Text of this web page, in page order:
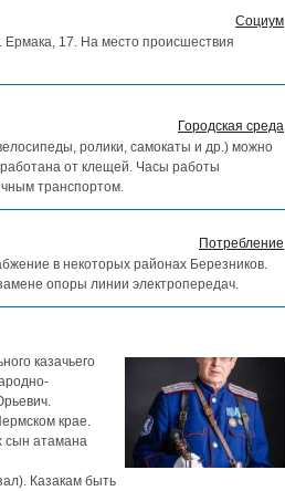
Социум
Ермака, 17. На место происшествия
Городская среда
ролики, самокаты и др.) можно
от клещей. Часы работы
транспортом.
Потребление
в некоторых районах Березников.
опоры линии электропередач.
казачьего
крае.
сын атамана
Казакам быть